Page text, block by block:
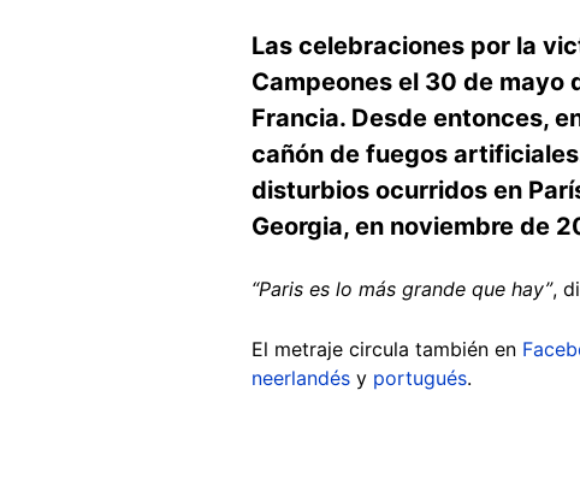
Las celebraciones por la
Campeones el 30 de
Francia. Desde entonces,
cañón de fuegos
disturbios ocurridos en
Georgia, en noviembre de
“Paris es lo más grande que hay”,
El metraje circula también en
neerlandés y portugués.